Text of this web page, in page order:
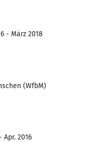
- März 2018
(WfbM)
Apr. 2016